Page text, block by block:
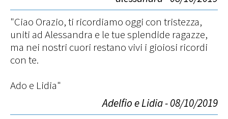
"Ciao Orazio, ti ricordiamo oggi con tristezza,
uniti ad Alessandra e le tue splendide ragazze,
ma nei nostri cuori restano vivi i gioiosi ricordi
con te.
Ado e Lidia"
Adelfio e Lidia - 08/10/2019